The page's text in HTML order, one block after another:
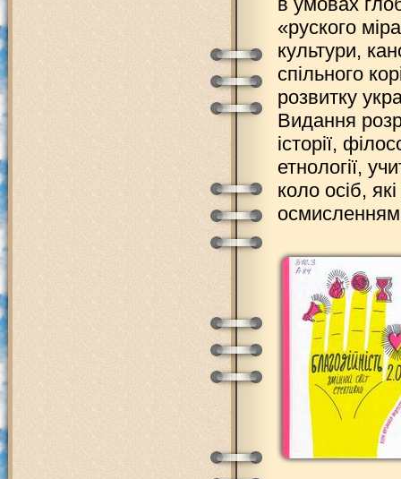
«руского
культури,
спільного
розвитку
Видання
історії,
етнології,
коло осіб,
осмисленням